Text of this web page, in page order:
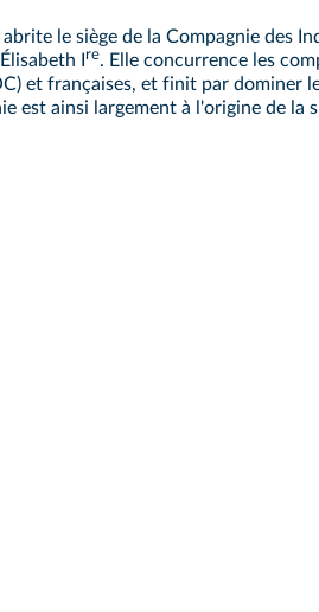
le siège de la Compagnie des
I
re. Elle concurrence les
et françaises, et finit par dominer
est ainsi largement à l'origine de la